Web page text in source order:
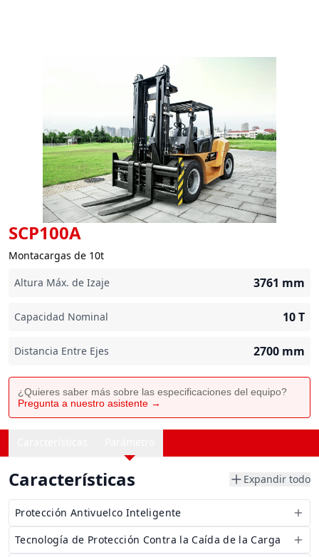
SCP100A
Montacargas de 10t
Altura Máx. de Izaje
3761 mm
Capacidad Nominal 10T
Distancia Entre Ejes 2700 mm
¿Quieres saber más sobre las especificaciones del equipo?
Pregunta a nuestro asistente →
Características Expandir todo
Protección Antivuelco Inteligente
Tecnología de Protección Contra la Caída de la Carga